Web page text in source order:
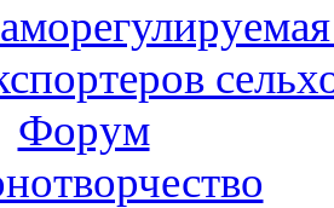
Форум